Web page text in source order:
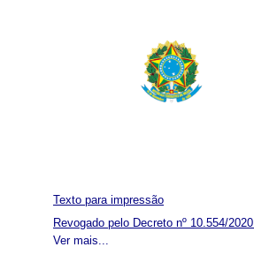
Ver mais...
Texto para impressão
Revogado pelo Decreto nº 10.554/2020